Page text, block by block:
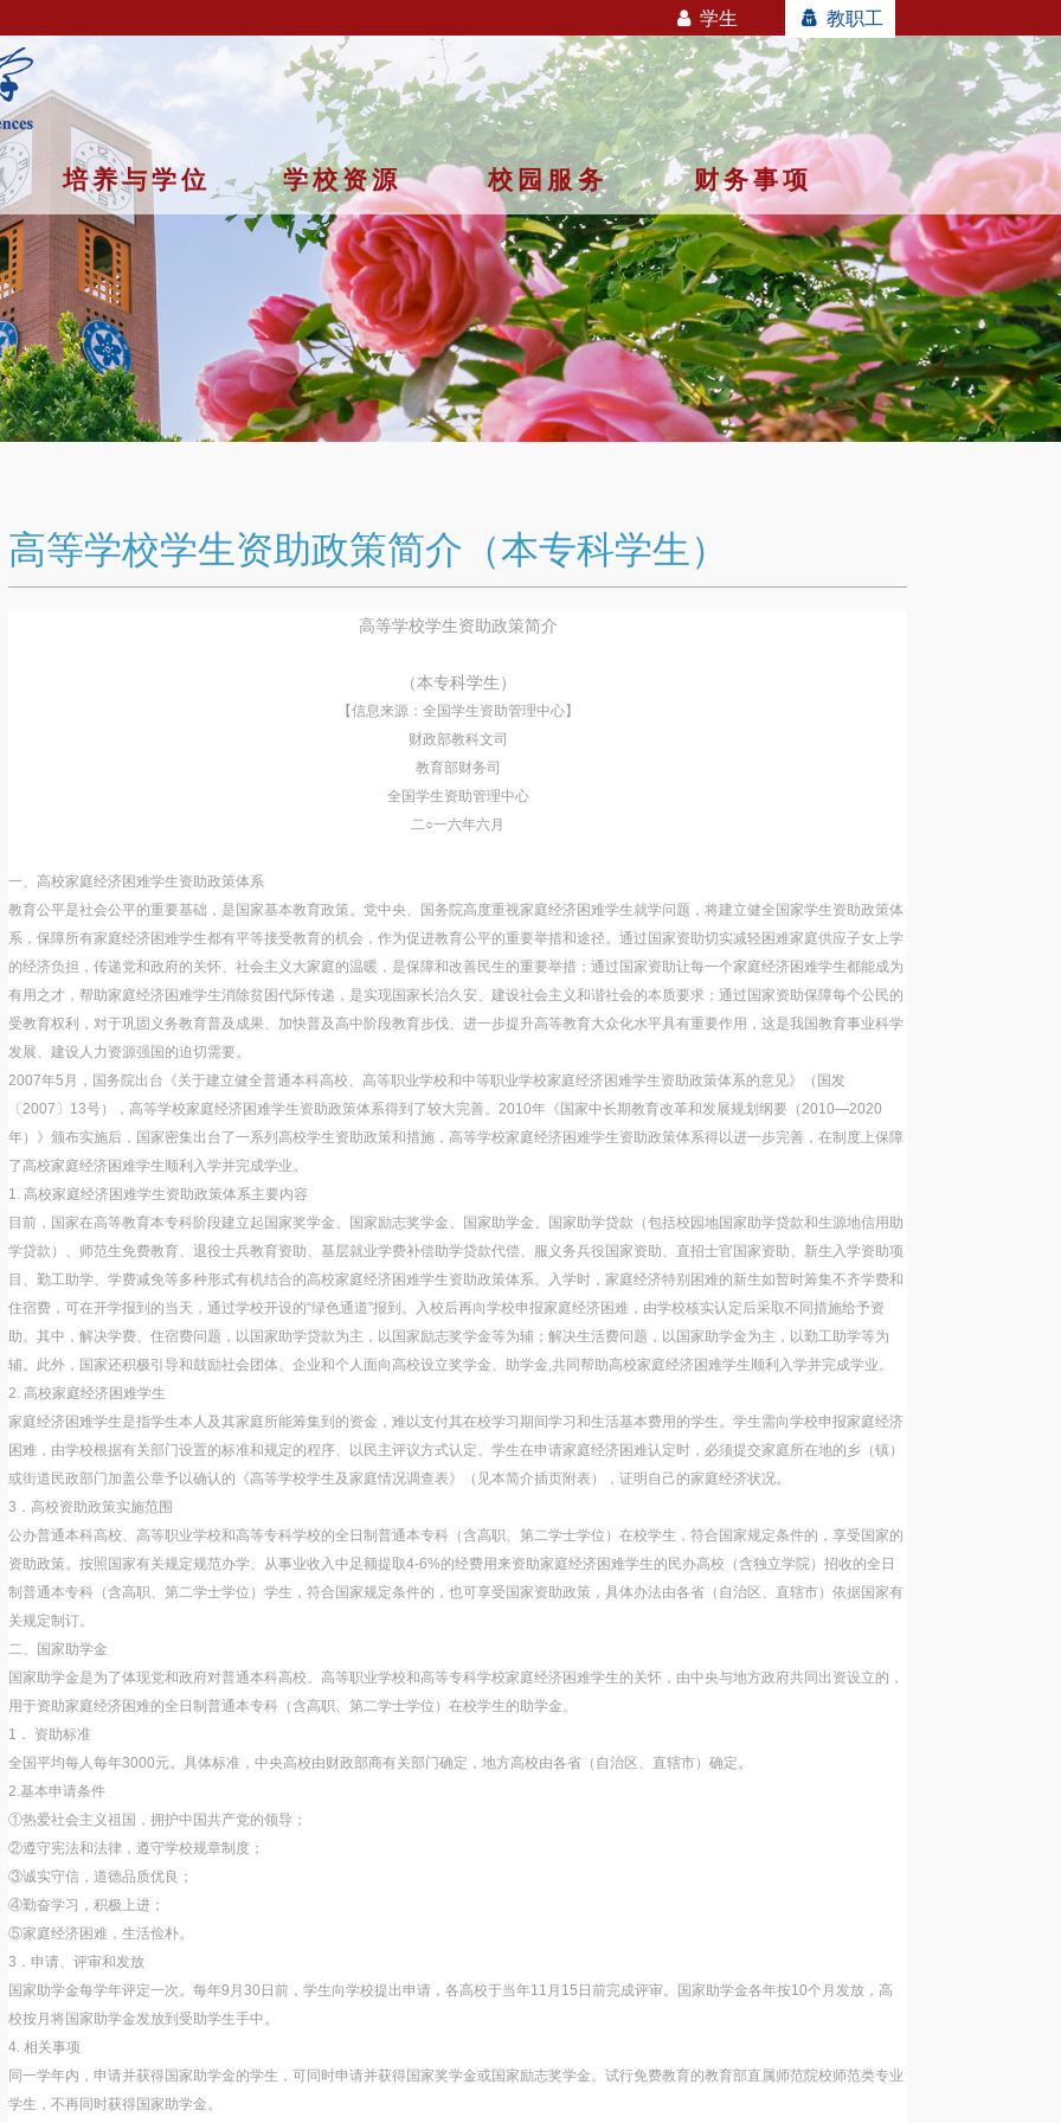
学生 教职工
培养与学位 学校资源 校园服务 财务事项
高等学校学生资助政策简介（本专科学生）
高等学校学生资助政策简介
（本专科学生）
【信息来源：全国学生资助管理中心】
财政部教科文司
教育部财务司
全国学生资助管理中心
二○一六年六月
一、高校家庭经济困难学生资助政策体系
教育公平是社会公平的重要基础，是国家基本教育政策。党中央、国务院高度重视家庭经济困难学生就学问题，将建立健全国家学生资助政策体
系，保障所有家庭经济困难学生都有平等接受教育的机会，作为促进教育公平的重要举措和途径。通过国家资助切实减轻困难家庭供应子女上学
的经济负担，传递党和政府的关怀、社会主义大家庭的温暖，是保障和改善民生的重要举措；通过国家资助让每一个家庭经济困难学生都能成为
有用之才，帮助家庭经济困难学生消除贫困代际传递，是实现国家长治久安、建设社会主义和谐社会的本质要求；通过国家资助保障每个公民的
受教育权利，对于巩固义务教育普及成果、加快普及高中阶段教育步伐、进一步提升高等教育大众化水平具有重要作用，这是我国教育事业科学
发展、建设人力资源强国的迫切需要。
2007年5月，国务院出台《关于建立健全普通本科高校、高等职业学校和中等职业学校家庭经济困难学生资助政策体系的意见》（国发
〔2007〕13号），高等学校家庭经济困难学生资助政策体系得到了较大完善。2010年《国家中长期教育改革和发展规划纲要（2010—2020
年）》颁布实施后，国家密集出台了一系列高校学生资助政策和措施，高等学校家庭经济困难学生资助政策体系得以进一步完善，在制度上保障
了高校家庭经济困难学生顺利入学并完成学业。
1. 高校家庭经济困难学生资助政策体系主要内容
目前，国家在高等教育本专科阶段建立起国家奖学金、国家励志奖学金、国家助学金、国家助学贷款（包括校园地国家助学贷款和生源地信用助
学贷款）、师范生免费教育、退役士兵教育资助、基层就业学费补偿助学贷款代偿、服义务兵役国家资助、直招士官国家资助、新生入学资助项
目、勤工助学、学费减免等多种形式有机结合的高校家庭经济困难学生资助政策体系。入学时，家庭经济特别困难的新生如暂时筹集不齐学费和
住宿费，可在开学报到的当天，通过学校开设的“绿色通道”报到。入校后再向学校申报家庭经济困难，由学校核实认定后采取不同措施给予资
助。其中，解决学费、住宿费问题，以国家助学贷款为主，以国家励志奖学金等为辅；解决生活费问题，以国家助学金为主，以勤工助学等为
辅。此外，国家还积极引导和鼓励社会团体、企业和个人面向高校设立奖学金、助学金,共同帮助高校家庭经济困难学生顺利入学并完成学业。
2. 高校家庭经济困难学生
家庭经济困难学生是指学生本人及其家庭所能筹集到的资金，难以支付其在校学习期间学习和生活基本费用的学生。学生需向学校申报家庭经济
困难，由学校根据有关部门设置的标准和规定的程序、以民主评议方式认定。学生在申请家庭经济困难认定时，必须提交家庭所在地的乡（镇）
或街道民政部门加盖公章予以确认的《高等学校学生及家庭情况调查表》（见本简介插页附表），证明自己的家庭经济状况。
3．高校资助政策实施范围
公办普通本科高校、高等职业学校和高等专科学校的全日制普通本专科（含高职、第二学士学位）在校学生，符合国家规定条件的，享受国家的
资助政策。按照国家有关规定规范办学、从事业收入中足额提取4-6%的经费用来资助家庭经济困难学生的民办高校（含独立学院）招收的全日
制普通本专科（含高职、第二学士学位）学生，符合国家规定条件的，也可享受国家资助政策，具体办法由各省（自治区、直辖市）依据国家有
关规定制订。
二、国家助学金
国家助学金是为了体现党和政府对普通本科高校、高等职业学校和高等专科学校家庭经济困难学生的关怀，由中央与地方政府共同出资设立的，
用于资助家庭经济困难的全日制普通本专科（含高职、第二学士学位）在校学生的助学金。
1． 资助标准
全国平均每人每年3000元。具体标准，中央高校由财政部商有关部门确定，地方高校由各省（自治区、直辖市）确定。
2.基本申请条件
①热爱社会主义祖国，拥护中国共产党的领导；
②遵守宪法和法律，遵守学校规章制度；
③诚实守信，道德品质优良；
④勤奋学习，积极上进；
⑤家庭经济困难，生活俭朴。
3．申请、评审和发放
国家助学金每学年评定一次。每年9月30日前，学生向学校提出申请，各高校于当年11月15日前完成评审。国家助学金各年按10个月发放，高
校按月将国家助学金发放到受助学生手中。
4. 相关事项
同一学年内，申请并获得国家助学金的学生，可同时申请并获得国家奖学金或国家励志奖学金。试行免费教育的教育部直属师范院校师范类专业
学生，不再同时获得国家助学金。